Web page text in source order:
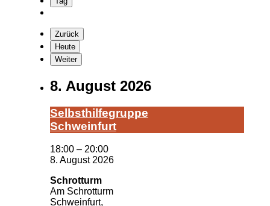
Zurück
Heute
Weiter
8. August 2026
Selbst­hil­fe­grup­pe
Schwein­furt
18:00 – 20:00
8. August 2026
Schrotturm
Am Schrotturm
Schweinfurt,